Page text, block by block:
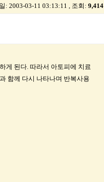
: 2003-03-11 03:13:11 , 조회: 9,414
게 된다. 따라서 아토피에 치료
함께 다시 나타나며 반복사용